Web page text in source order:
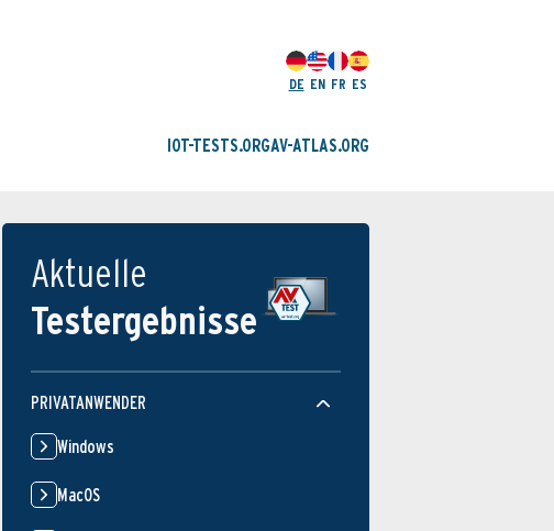
DE EN FR ES
IOT-TESTS.ORGAV-ATLAS.ORG
Aktuelle
Testergebnisse
PRIVATANWENDER
Windows
MacOS